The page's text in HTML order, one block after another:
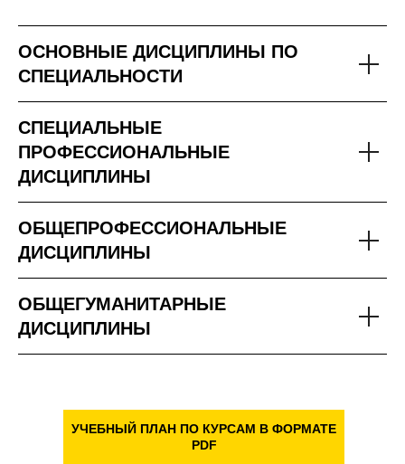
ОСНОВНЫЕ ДИСЦИПЛИНЫ ПО
СПЕЦИАЛЬНОСТИ
СПЕЦИАЛЬНЫЕ
ПРОФЕССИОНАЛЬНЫЕ
ДИСЦИПЛИНЫ
ОБЩЕПРОФЕССИОНАЛЬНЫЕ
ДИСЦИПЛИНЫ
ОБЩЕГУМАНИТАРНЫЕ
ДИСЦИПЛИНЫ
УЧЕБНЫЙ ПЛАН ПО КУРСАМ В ФОРМАТЕ
PDF